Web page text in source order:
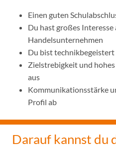
Einen guten
Du hast großes
Handelsunternehmen
Du bist
Zielstrebigkeit und
aus
Kommunikationsstärke
Profil ab
Darauf kannst du